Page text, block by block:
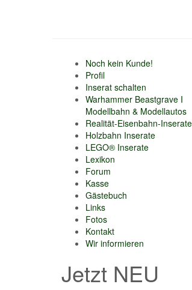
Noch kein Kunde!
Profil
Inserat schalten
Warhammer Beastgrave I
Modellbahn & Modellautos
Realität-Eisenbahn-Inserate
Holzbahn Inserate
LEGO® Inserate
Lexikon
Forum
Kasse
Gästebuch
Links
Fotos
Kontakt
Wir informieren
Jetzt NEU